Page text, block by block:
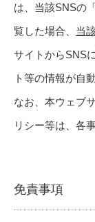
は、当該SNSの
覧した場合、 当
サイトからSNS
ト等の情報が自
なお、本ウェブ
リシー等は、各
免責事項